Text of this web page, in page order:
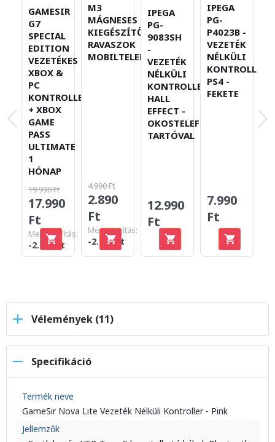
GAMESIR
G7
SPECIAL
EDITION
VEZETÉKES
XBOX &
PC
KONTROLLER
+ XBOX
GAME
PASS
ULTIMATE
1
HÓNAP
19.990 Ft
17.990
Ft
Megtakarítás:
-2.000 Ft
M3
MÁGNESES
KIEGÉSZÍTŐ
RAVASZOK
MOBILTELEFONOKHOZ
4.990 Ft
2.890
Ft
Megtakarítás:
-2.100 Ft
IPEGA
PG-
9083SH
-
VEZETÉK
NÉLKÜLI
KONTROLLER
HALL
EFFECT -
OKOSTELEFON-
TARTÓVAL
12.990
Ft
IPEGA
PG-
P4023B -
VEZETÉK
NÉLKÜLI
KONTROLLER
PS4 -
FEKETE
7.990
Ft
Vélemények (11)
Specifikáció
Termék neve
GameSir Nova Lite Vezeték Nélküli Kontroller - Pink
Jellemzők